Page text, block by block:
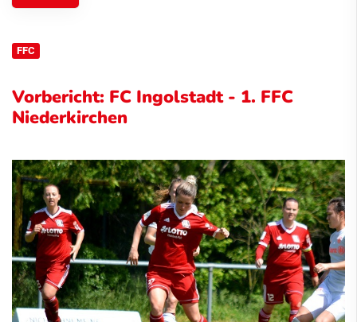
FFC
Vorbericht: FC Ingolstadt - 1. FFC
Niederkirchen